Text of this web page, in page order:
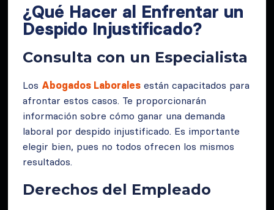
¿Qué Hacer al Enfrentar un
Despido Injustificado?
Consulta con un Especialista
Los Abogados Laborales están capacitados para
afrontar estos casos. Te proporcionarán
información sobre cómo ganar una demanda
laboral por despido injustificado. Es importante
elegir bien, pues no todos ofrecen los mismos
resultados.
Derechos del Empleado